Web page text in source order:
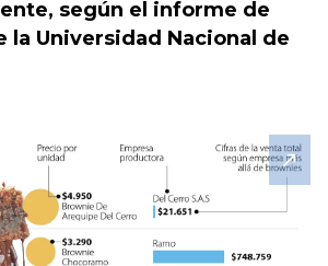
según el informe de
la Universidad Nacional de